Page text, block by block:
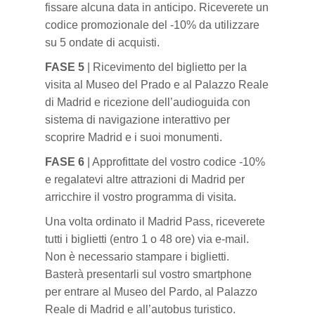
fissare alcuna data in anticipo. Riceverete un
codice promozionale del -10% da utilizzare
su 5 ondate di acquisti.
FASE 5 | Ricevimento del biglietto per la
visita al Museo del Prado e al Palazzo Reale
di Madrid e ricezione dell’audioguida con
sistema di navigazione interattivo per
scoprire Madrid e i suoi monumenti.
FASE 6 | Approfittate del vostro codice -10%
e regalatevi altre attrazioni di Madrid per
arricchire il vostro programma di visita.
Una volta ordinato il Madrid Pass, riceverete
tutti i biglietti (entro 1 o 48 ore) via e-mail.
Non è necessario stampare i biglietti.
Basterà presentarli sul vostro smartphone
per entrare al Museo del Pardo, al Palazzo
Reale di Madrid e all’autobus turistico.